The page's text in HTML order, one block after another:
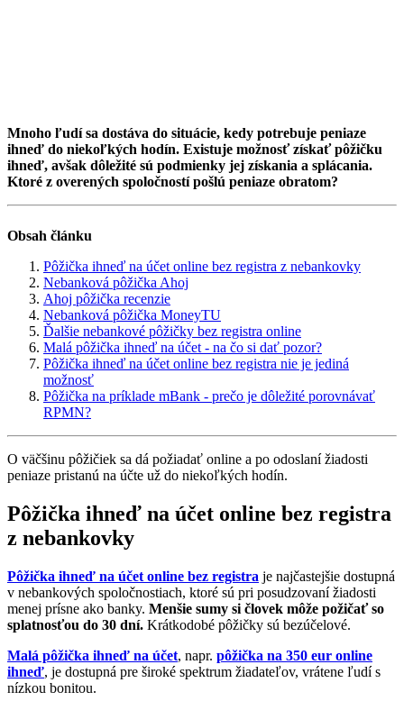
Mnoho ľudí sa dostáva do situácie, kedy potrebuje peniaze
ihneď do niekoľkých hodín. Existuje možnosť získať pôžičku
ihneď, avšak dôležité sú podmienky jej získania a splácania.
Ktoré z overených spoločností pošlú peniaze obratom?
Obsah článku
Pôžička ihneď na účet online bez registra z nebankovky
Nebanková pôžička Ahoj
Ahoj pôžička recenzie
Nebanková pôžička MoneyTU
Ďalšie nebankové pôžičky bez registra online
Malá pôžička ihneď na účet - na čo si dať pozor?
Pôžička ihneď na účet online bez registra nie je jediná
možnosť
Pôžička na príklade mBank - prečo je dôležité porovnávať
RPMN?
O väčšinu pôžičiek sa dá požiadať online a po odoslaní žiadosti
peniaze pristanú na účte už do niekoľkých hodín.
Pôžička ihneď na účet online bez registra
z nebankovky
Pôžička ihneď na účet online bez registra je najčastejšie dostupná
v nebankových spoločnostiach, ktoré sú pri posudzovaní žiadosti
menej prísne ako banky. Menšie sumy si človek môže požičať so
splatnosťou do 30 dní. Krátkodobé pôžičky sú bezúčelové.
Malá pôžička ihneď na účet, napr. pôžička na 350 eur online
ihneď, je dostupná pre široké spektrum žiadateľov, vrátene ľudí s
nízkou bonitou.